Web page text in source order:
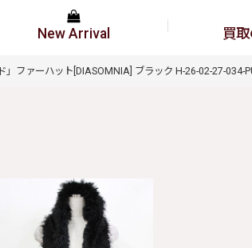
New Arrival 買
ファーハット[DIASOMNIA] ブラック H-26-02-27-034-